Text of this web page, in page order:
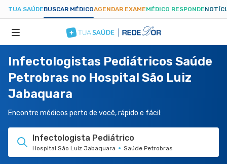
TUA SAÚDEBUSCAR MÉDICOAGENDAR EXAMEMÉDICO RESPONDE
ESPECIALIDADES
HOSPITAIS
TUASAUDE.COM
Infectologistas Pediátricos Saúde
Petrobras no Hospital São Luiz
Jabaquara
Encontre médicos perto de você, rápido e fácil:
Infectologista Pediátrico
Hospital São Luiz Jabaquara Saúde Petrobras